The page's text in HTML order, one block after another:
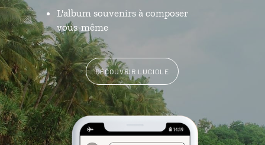
L'album souvenirs à composer
vous-même
DÉCOUVRIR LUCIOLE